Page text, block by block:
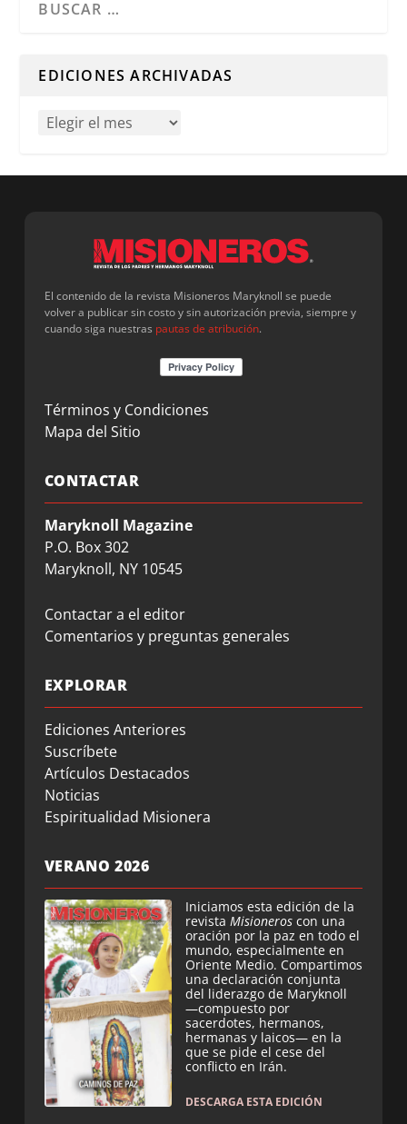
EDICIONES ARCHIVADAS
El contenido de la revista Misioneros Maryknoll se puede
volver a publicar sin costo y sin autorización previa, siempre y
cuando siga nuestras pautas de atribución.
Términos y Condiciones
Mapa del Sitio
CONTACTAR
Maryknoll Magazine
P.O. Box 302
Maryknoll, NY 10545
Contactar a el editor
Comentarios y preguntas generales
EXPLORAR
Ediciones Anteriores
Suscríbete
Artículos Destacados
Noticias
Espiritualidad Misionera
VERANO 2026
Iniciamos esta edición de la
revista Misioneros con una
oración por la paz en todo el
mundo, especialmente en
Oriente Medio. Compartimos
una declaración conjunta
del liderazgo de Maryknoll
—compuesto por
sacerdotes, hermanos,
hermanas y laicos— en la
que se pide el cese del
conflicto en Irán.
DESCARGA ESTA EDICIÓN